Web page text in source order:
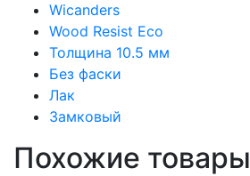
Wicanders
Wood Resist Eco
Толщина 10.5 мм
Без фаски
Лак
Замковый
Похожие товары